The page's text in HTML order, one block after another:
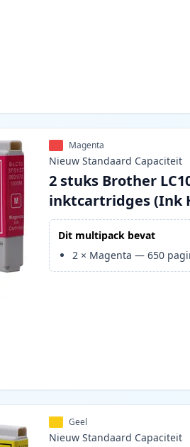
Magenta
Nieuw Standaard Capaciteit
2 stuks Brother
inktcartridges (Ink
Dit multipack bevat
2 × Magenta —650
Geel
Nieuw Standaard Capaciteit